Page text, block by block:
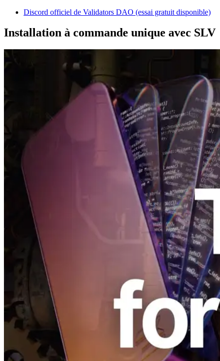
Discord officiel de Validators DAO (essai gratuit disponible)
Installation à commande unique avec SLV